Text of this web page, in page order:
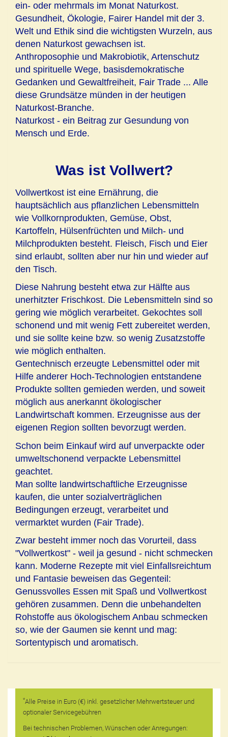
ein- oder mehrmals im Monat Naturkost.
Gesundheit, Ökologie, Fairer Handel mit der 3.
Welt und Ethik sind die wichtigsten Wurzeln, aus
denen Naturkost gewachsen ist.
Anthroposophie und Makrobiotik, Artenschutz
und spirituelle Wege, basisdemokratische
Gedanken und Gewaltfreiheit, Fair Trade ... Alle
diese Grundsätze münden in der heutigen
Naturkost-Branche.
Naturkost - ein Beitrag zur Gesundung von
Mensch und Erde.
Was ist Vollwert?
Vollwertkost ist eine Ernährung, die
hauptsächlich aus pflanzlichen Lebensmitteln
wie Vollkornprodukten, Gemüse, Obst,
Kartoffeln, Hülsenfrüchten und Milch- und
Milchprodukten besteht. Fleisch, Fisch und Eier
sind erlaubt, sollten aber nur hin und wieder auf
den Tisch.
Diese Nahrung besteht etwa zur Hälfte aus
unerhitzter Frischkost. Die Lebensmitteln sind so
gering wie möglich verarbeitet. Gekochtes soll
schonend und mit wenig Fett zubereitet werden,
und sie sollte keine bzw. so wenig Zusatzstoffe
wie möglich enthalten.
Gentechnisch erzeugte Lebensmittel oder mit
Hilfe anderer Hoch-Technologien entstandene
Produkte sollten gemieden werden, und soweit
möglich aus anerkannt ökologischer
Landwirtschaft kommen. Erzeugnisse aus der
eigenen Region sollten bevorzugt werden.
Schon beim Einkauf wird auf unverpackte oder
umweltschonend verpackte Lebensmittel
geachtet.
Man sollte landwirtschaftliche Erzeugnisse
kaufen, die unter sozialverträglichen
Bedingungen erzeugt, verarbeitet und
vermarktet wurden (Fair Trade).
Zwar besteht immer noch das Vorurteil, dass
"Vollwertkost" - weil ja gesund - nicht schmecken
kann. Moderne Rezepte mit viel Einfallsreichtum
und Fantasie beweisen das Gegenteil:
Genussvolles Essen mit Spaß und Vollwertkost
gehören zusammen. Denn die unbehandelten
Rohstoffe aus ökologischem Anbau schmecken
so, wie der Gaumen sie kennt und mag:
Sortentypisch und aromatisch.
*Alle Preise in Euro (€) inkl. gesetzlicher Mehrwertsteuer und
optionaler Servicegebühren
Bei technischen Problemen, Wünschen oder Anregungen: